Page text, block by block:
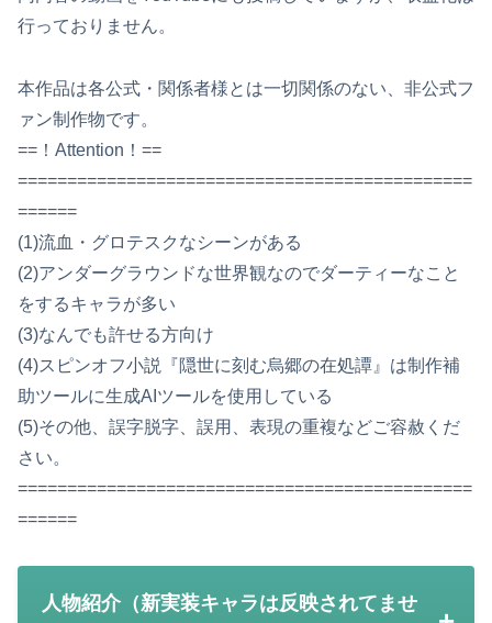
行っておりません。
本作品は各公式・関係者様とは一切関係のない、非公式フ
ァン制作物です。
==！Attention！==
==============================================
======
(1)流血・グロテスクなシーンがある
(2)アンダーグラウンドな世界観なのでダーティーなこと
をするキャラが多い
(3)なんでも許せる方向け
(4)スピンオフ小説『隠世に刻む烏郷の在処譚』は制作補
助ツールに生成AIツールを使用している
(5)その他、誤字脱字、誤用、表現の重複などご容赦くだ
さい。
==============================================
======
人物紹介（新実装キャラは反映されてませ